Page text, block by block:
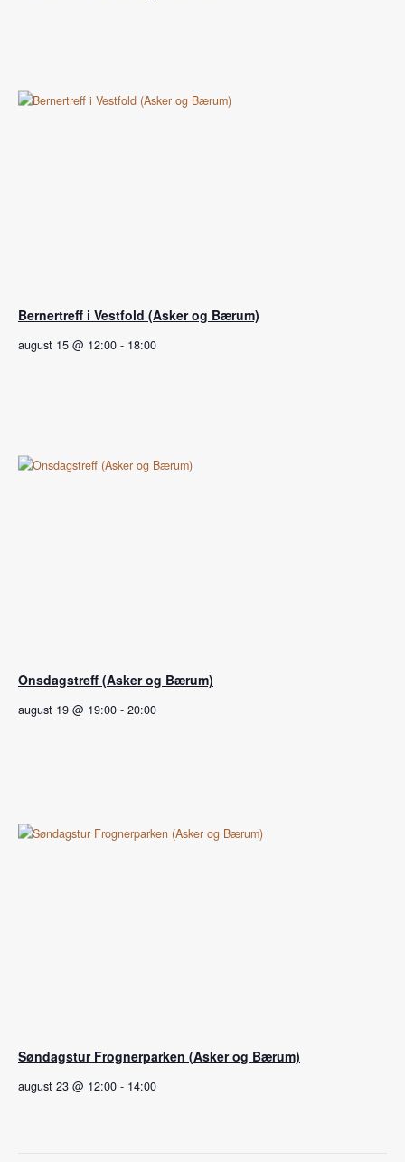
Bernertreff i Vestfold (Asker og Bærum)
august 15 @ 12:00 - 18:00
Onsdagstreff (Asker og Bærum)
august 19 @ 19:00 - 20:00
Søndagstur Frognerparken (Asker og Bærum)
august 23 @ 12:00 - 14:00